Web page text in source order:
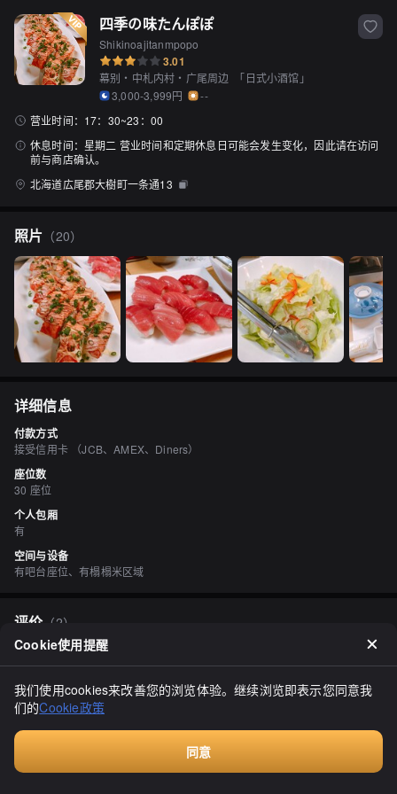
四季の味たんぽぽ
Shikinoajitanmpopo
3.01
幕别・中札内村・广尾周边 「日式小酒馆 」
3,000-3,999円
--
营业时间： 17：30~23：00
休息时间： 星期二 营业时间和定期休息日可能会发生变化，因此请在访问
前与商店确认。
北海道広尾郡大樹町一条通13
照片 （20）
详细信息
付款方式
接受信用卡 （JCB、AMEX、Diners）
座位数
30 座位
个人包厢
有
空间与设备
有吧台座位、有榻榻米区域
评价（2）
目黒のルーヴル
3.50
火箭相关的店铺品尝美食。据说这家店的女主人是火箭开发公司的赞
助人，店内到处都摆放着火箭开发公司（IST）的周边商品。这家被
最棒的是炙烧三文鱼寿司。这种寿司在寿司店里也不会感到奇怪。另
外，他们的炸鸡真的很大！（笑）搭配一杯啤酒，这是一晚的最佳选
Cookie使用提醒
我们使用cookies来改善您的浏览体验。继续浏览即表示您同意我
们的Cookie政策
同意